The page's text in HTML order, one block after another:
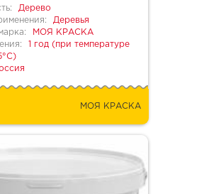
Дерево
Деревья
МОЯ КРАСКА
1 год (при температуре
МОЯ КРАСКА